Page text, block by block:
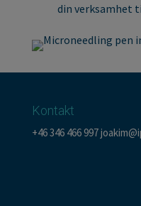
din verksamhet
Kontakt
+46 346 466 997